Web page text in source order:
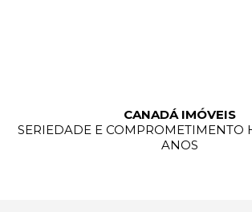
CANADÁ IMÓVEIS
SERIEDADE E COMPROMETIMENTO
ANOS